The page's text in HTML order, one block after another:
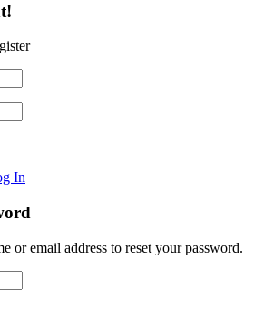
In
or email address to reset your password.